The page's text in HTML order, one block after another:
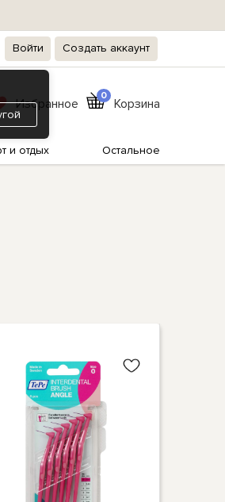
Войти Создать аккаунт
Избранное
0
Корзина
и отдых Остальное